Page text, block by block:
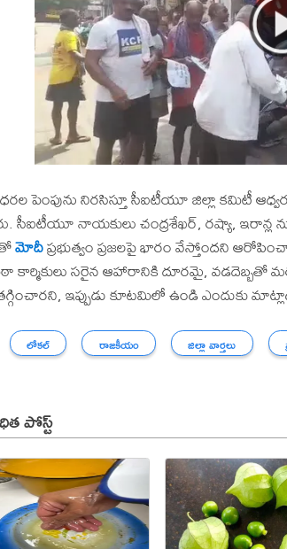
పెంపును నిరసిస్తూ సీఐటీయూ జిల్లా కమిటీ
సీఐటీయూ నాయకులు చంద్రశేఖర్, రష్యా, ఇరాన్ల
మోదీప్రభుత్వం ప్రజలపై భారం వేస్తోందని
కార్మికులు సరైన ఆహారానికి దూరమై, వడదెబ్బతో
ఇప్పుడు కూటమిలో ఉండి ఎందుకు
లోకల్ రాజకీయం జిల్లా వార్తలు
పోస్ట్